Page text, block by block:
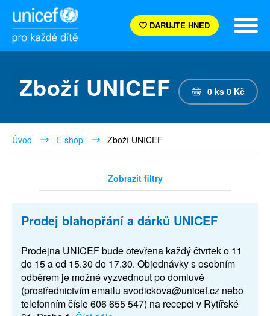
DARUJTE HNED
Zboží UNICEF 0 ks 0 Kč
Úvod E-shop Zboží UNICEF
Zobrazit filtry
Prodej blahopřání a dárků UNICEF
Prodejna UNICEF bude otevřena každý čtvrtek o 11
do 15 a od 15.30 do 17.30. Objednávky s osobním
odběrem je možné vyzvednout po domluvě
(prostřednictvím emailu avodickova@unicef.cz nebo
telefonním čísle 606 655 547) na recepci v Rytířské